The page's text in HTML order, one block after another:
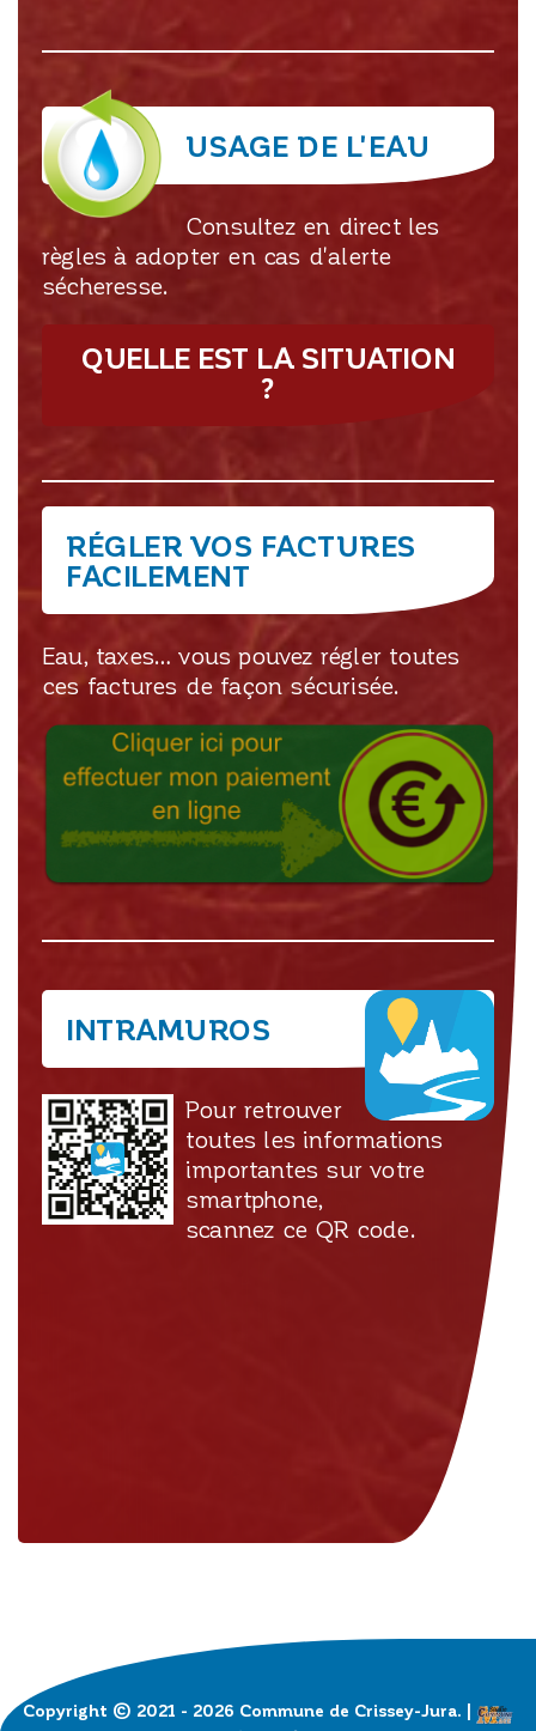
USAGE DE L'EAU
Consultez en direct les
règles à adopter en cas d'alerte
sécheresse.
QUELLE EST LA SITUATION
?
RÉGLER VOS FACTURES
FACILEMENT
Eau, taxes… vous pouvez régler toutes
ces factures de façon sécurisée.
INTRAMUROS
Pour retrouver
toutes les informations
importantes sur votre
smartphone,
scannez ce QR code.
Copyright © 2021 - 2026 Commune de Crissey-Jura. |